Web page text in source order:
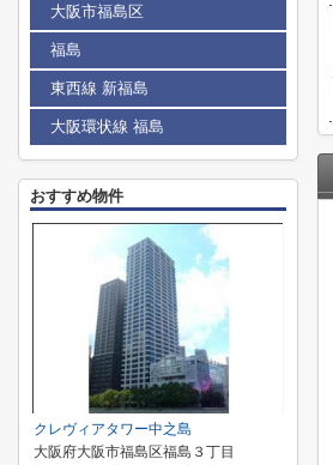
大阪市福島区
福島
東西線 新福島
大阪環状線 福島
おすすめ物件
クレヴィアタワー中之島
大阪府大阪市福島区福島３丁目